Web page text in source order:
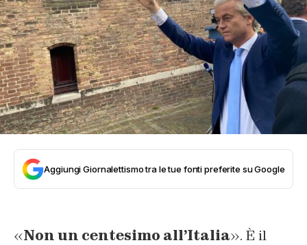
Aggiungi Giornalettismo tra le tue fonti preferite su Google
«Non un centesimo all’Italia». È il